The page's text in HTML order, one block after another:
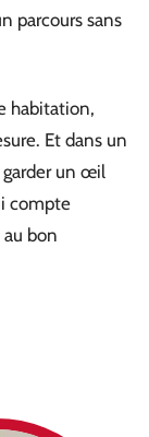
parcours sans
habitation,
Et dans un
garder un œil
compte
bon